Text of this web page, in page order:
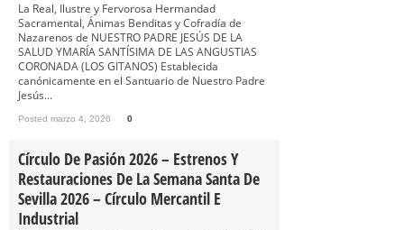
La Real, Ilustre y Fervorosa Hermandad
Sacramental, Ánimas Benditas y Cofradía de
Nazarenos de NUESTRO PADRE JESÚS DE LA
SALUD YMARÍA SANTÍSIMA DE LAS ANGUSTIAS
CORONADA (LOS GITANOS) Establecida
canónicamente en el Santuario de Nuestro Padre
Jesús...
Posted marzo 4, 2026 0
Círculo De Pasión 2026 – Estrenos Y
Restauraciones De La Semana Santa De
Sevilla 2026 – Círculo Mercantil E
Industrial